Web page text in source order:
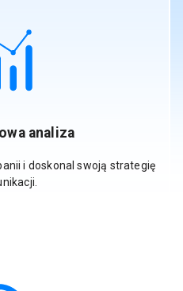
analiza
i doskonal swoją strategię